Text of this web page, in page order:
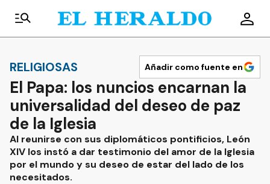
RELIGIOSAS Añadir como fuente en
El Papa: los nuncios encarnan la
universalidad del deseo de paz
de la Iglesia
Al reunirse con sus diplomáticos pontificios, León
XIV los instó a dar testimonio del amor de la Iglesia
por el mundo y su deseo de estar del lado de los
necesitados.